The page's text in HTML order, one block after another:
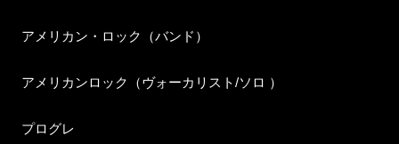
アメリカン・ロック（バンド）
アメリカンロック（ヴォーカリスト/ソロ ）
プログレ